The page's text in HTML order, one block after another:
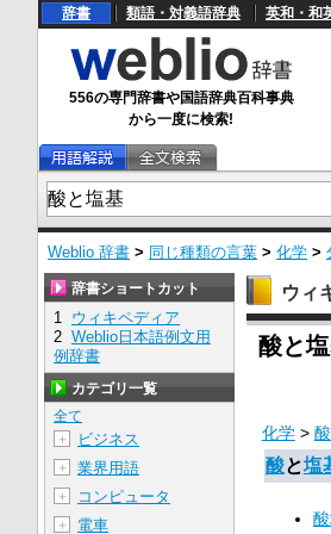
辞書 類語・対義語辞典 英和・和
556の専門辞書や国語辞典百科事典
から一度に検索!
Weblio 辞書 > 同じ種類の言葉 > 化学 >
ウィ
酸と
化学 >
酸と塩
辞書ショートカット
1 ウィキペディア
2 Weblio日本語例文用
例辞書
カテゴリ一覧
全て
＋
ビジネス
＋ 業界用語
＋ コンピュータ
＋ 電車